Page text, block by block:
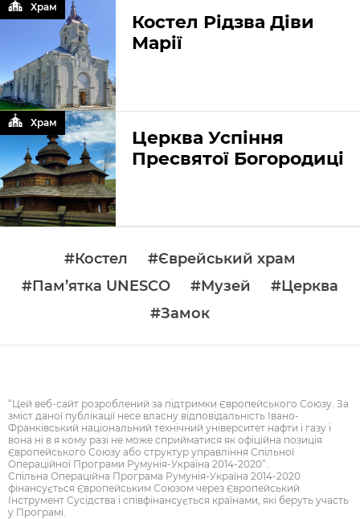
Костел Рідзва Діви
Марії
Храм
Церква Успіння
Пресвятої Богородиці
Храм
#Костел
#Єврейський храм
#Пам’ятка UNESCO
#Музей
#Церква
#Замок
“Цей веб-сайт розроблений за підтримки Європейського Союзу. За
зміст даної публікації несе власну відповідальність Івано-
Франківський національний технічний університет нафти і газу і
вона ні в я кому разі не може сприйматися як офіційна позиція
Європейського Союзу або структур управління Спільної
Операційної Програми Румунія-Україна 2014-2020”.
Спільна Операційна Програма Румунія-Україна 2014-2020
фінансується Європейським Союзом через Європейський
Інструмент Сусідства і співфінансується країнами, які беруть участь
у Програмі.